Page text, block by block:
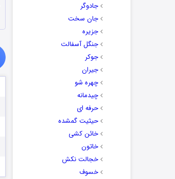
جادوگر
جان سخت
جزیره
جنگل آسفالت
جوکر
جیران
چهره شو
چیدمانه
حرفه ای
حیثیت گمشده
خائن کشی
خاتون
خجالت نکش
خسوف